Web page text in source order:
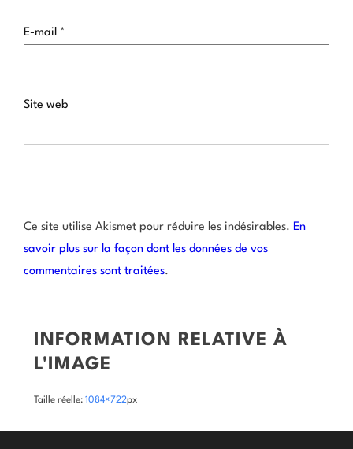
E-mail *
Site web
Ce site utilise Akismet pour réduire les indésirables. En
savoir plus sur la façon dont les données de vos
commentaires sont traitées.
INFORMATION RELATIVE À
L'IMAGE
Taille réelle: 1084×722px